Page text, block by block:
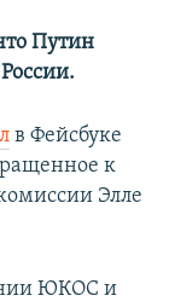
Путин
в Фейсбуке
к
Элле
ЮКОС и